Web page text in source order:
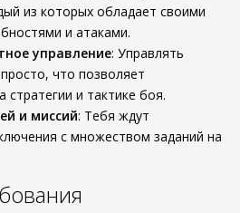
из которых обладает своими
и атаками.
управление: Управлять
что позволяет
стратегии и тактике боя.
и миссий: Тебя ждут
с множеством заданий на